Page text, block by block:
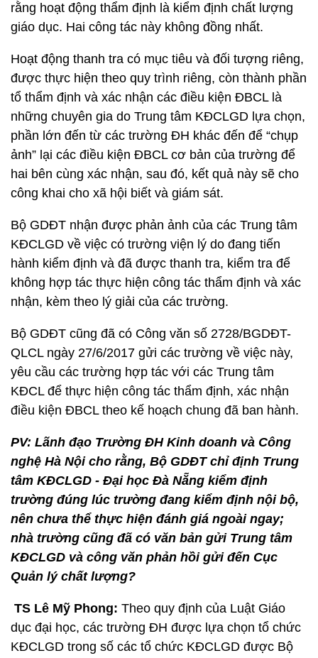
rằng hoạt động thẩm định là kiểm định chất lượng
giáo dục. Hai công tác này không đồng nhất.
Hoạt động thanh tra có mục tiêu và đối tượng riêng,
được thực hiện theo quy trình riêng, còn thành phần
tổ thẩm định và xác nhận các điều kiện ĐBCL là
những chuyên gia do Trung tâm KĐCLGD lựa chọn,
phần lớn đến từ các trường ĐH khác đến để “chụp
ảnh” lại các điều kiện ĐBCL cơ bản của trường để
hai bên cùng xác nhận, sau đó, kết quả này sẽ cho
công khai cho xã hội biết và giám sát.
Bộ GDĐT nhận được phản ảnh của các Trung tâm
KĐCLGD về việc có trường viện lý do đang tiến
hành kiểm định và đã được thanh tra, kiểm tra để
không hợp tác thực hiện công tác thẩm định và xác
nhận, kèm theo lý giải của các trường.
Bộ GDĐT cũng đã có Công văn số 2728/BGDĐT-
QLCL ngày 27/6/2017 gửi các trường về việc này,
yêu cầu các trường hợp tác với các Trung tâm
KĐCL để thực hiện công tác thẩm định, xác nhận
điều kiện ĐBCL theo kế hoạch chung đã ban hành.
PV: Lãnh đạo Trường ĐH Kinh doanh và Công
nghệ Hà Nội cho rằng, Bộ GDĐT chỉ định Trung
tâm KĐCLGD - Đại học Đà Nẵng kiểm định
trường đúng lúc trường đang kiểm định nội bộ,
nên chưa thể thực hiện đánh giá ngoài ngay;
nhà trường cũng đã có văn bản gửi Trung tâm
KĐCLGD và công văn phản hồi gửi đến Cục
Quản lý chất lượng?
TS Lê Mỹ Phong: Theo quy định của Luật Giáo
dục đại học, các trường ĐH được lựa chọn tổ chức
KĐCLGD trong số các tổ chức KĐCLGD được Bộ